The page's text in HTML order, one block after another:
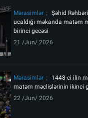
Mərasimlər
Şəhid
ucaldığı məkanda matəm
birinci gecəsi
21 /Jun/ 2026
Mərasimlər
1448-ci ilin
matəm məclislərinin ikinci
22 /Jun/ 2026